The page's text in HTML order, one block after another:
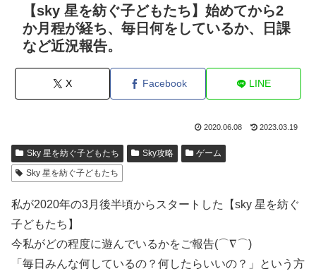
【sky 星を紡ぐ子どもたち】始めてから2
か月程が経ち、毎日何をしているか、日課
など近況報告。
X Facebook LINE
2020.06.08 2023.03.19
Sky 星を紡ぐ子どもたち Sky攻略
ゲーム
Sky 星を紡ぐ子どもたち
私が2020年の3月後半頃からスタートした【sky 星を紡ぐ
子どもたち】
今私がどの程度に遊んでいるかをご報告(⌒∇⌒)
「毎日みんな何しているの？何したらいいの？」という方